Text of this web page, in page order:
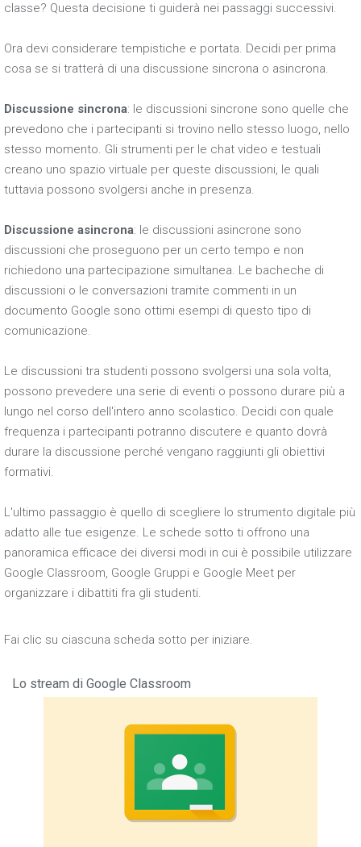
classe? Questa decisione ti guiderà nei passaggi successivi.
Ora devi considerare tempistiche e portata. Decidi per prima
cosa se si tratterà di una discussione sincrona o asincrona.
Discussione sincrona: le discussioni sincrone sono quelle che
prevedono che i partecipanti si trovino nello stesso luogo, nello
stesso momento. Gli strumenti per le chat video e testuali
creano uno spazio virtuale per queste discussioni, le quali
tuttavia possono svolgersi anche in presenza.
Discussione asincrona: le discussioni asincrone sono
discussioni che proseguono per un certo tempo e non
richiedono una partecipazione simultanea. Le bacheche di
discussioni o le conversazioni tramite commenti in un
documento Google sono ottimi esempi di questo tipo di
comunicazione.
Le discussioni tra studenti possono svolgersi una sola volta,
possono prevedere una serie di eventi o possono durare più a
lungo nel corso dell'intero anno scolastico. Decidi con quale
frequenza i partecipanti potranno discutere e quanto dovrà
durare la discussione perché vengano raggiunti gli obiettivi
formativi.
L'ultimo passaggio è quello di scegliere lo strumento digitale più
adatto alle tue esigenze. Le schede sotto ti offrono una
panoramica efficace dei diversi modi in cui è possibile utilizzare
Google Classroom, Google Gruppi e Google Meet per
organizzare i dibattiti fra gli studenti.
Fai clic su ciascuna scheda sotto per iniziare.
Lo stream di Google Classroom